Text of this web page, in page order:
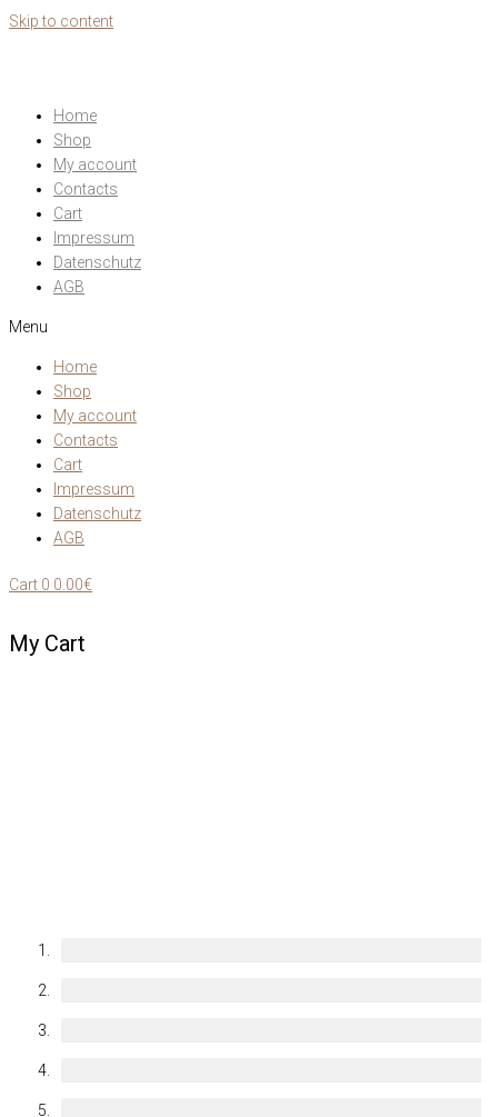
Skip to content
Home
Shop
My account
Contacts
Cart
Impressum
Datenschutz
AGB
Menu
Home
Shop
My account
Contacts
Cart
Impressum
Datenschutz
AGB
Cart 0 0.00€
My Cart